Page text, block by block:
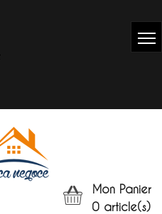
Mon Panier
0 article(s)